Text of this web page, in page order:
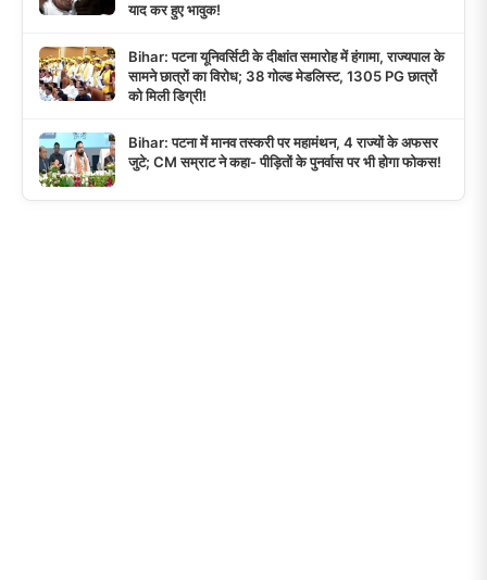
याद कर हुए भावुक!
Bihar: पटना यूनिवर्सिटी के दीक्षांत समारोह में हंगामा, राज्यपाल के
सामने छात्रों का विरोध; 38 गोल्ड मेडलिस्ट, 1305 PG छात्रों
को मिली डिग्री!
Bihar: पटना में मानव तस्करी पर महामंथन, 4 राज्यों के अफसर
जुटे; CM सम्राट ने कहा- पीड़ितों के पुनर्वास पर भी होगा फोकस!